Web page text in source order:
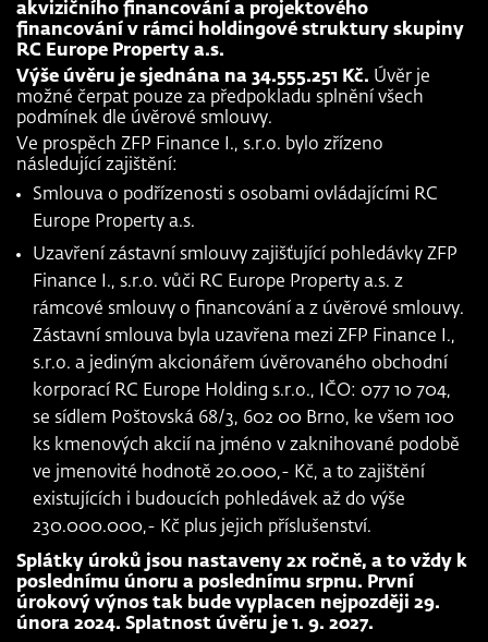
akvizičního financování a projektového
financování v rámci holdingové struktury skupiny
RC Europe Property a.s.
Výše úvěru je sjednána na 34.555.251 Kč. Úvěr je
možné čerpat pouze za předpokladu splnění všech
podmínek dle úvěrové smlouvy.
Ve prospěch ZFP Finance I., s.r.o. bylo zřízeno
následující zajištění:
Smlouva o podřízenosti s osobami ovládajícími RC
Europe Property a.s.
Uzavření zástavní smlouvy zajišťující pohledávky ZFP
Finance I., s.r.o. vůči RC Europe Property a.s. z
rámcové smlouvy o financování a z úvěrové smlouvy.
Zástavní smlouva byla uzavřena mezi ZFP Finance I.,
s.r.o. a jediným akcionářem úvěrovaného obchodní
korporací RC Europe Holding s.r.o., IČO: 077 10 704,
se sídlem Poštovská 68/3, 602 00 Brno, ke všem 100
ks kmenových akcií na jméno v zaknihované podobě
ve jmenovité hodnotě 20.000,- Kč, a to zajištění
existujících i budoucích pohledávek až do výše
230.000.000,- Kč plus jejich příslušenství.
Splátky úroků jsou nastaveny 2x ročně, a to vždy k
poslednímu únoru a poslednímu srpnu. První
úrokový výnos tak bude vyplacen nejpozději 29.
února 2024. Splatnost úvěru je 1. 9. 2027.